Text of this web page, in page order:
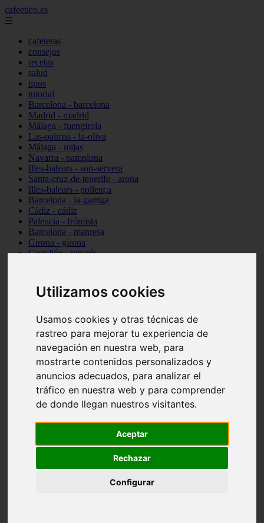
Utilizamos cookies
Usamos cookies y otras técnicas de
rastreo para mejorar tu experiencia de
navegación en nuestra web, para
mostrarte contenidos personalizados y
anuncios adecuados, para analizar el
tráfico en nuestra web y para comprender
de donde llegan nuestros visitantes.
Aceptar
Rechazar
Configurar
cafeetico.es
☰
cafeteras
consejos
recetas
salud
tipos
tutorial
Barcelona - barcelona
Madrid - madrid
Málaga - fuengirola
Las-palmas - la-oliva
Málaga - mijas
Navarra - pamplona
Illes-balears - son-servera
Santa-cruz-de-tenerife - arona
Illes-balears - pollença
Barcelona - la-garriga
Cádiz - cádiz
Palencia - frómista
Barcelona - manresa
Girona - girona
Castellón - vinaròs
Málaga - nerja
Girona - blanes
Málaga - marbella
Asturias - gijón
Girona - figueres
Alicante - santa-pola
Almería - roquetas-de-mar
Girona - tossa-de-mar
Barcelona - sant-cugat-del-vallès
Alicante - l39alfàs-del-pi
Barcelona - vilanova-i-la-geltrú
Castellón - peñíscola
Illes-balears - sant-josep-de-sa-talaia